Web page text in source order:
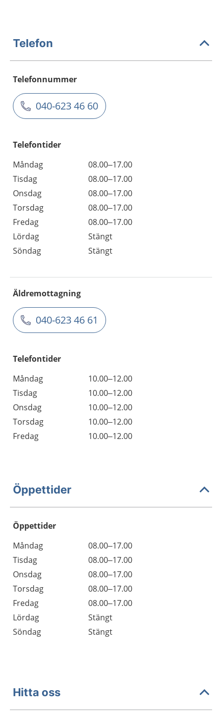
Telefon
Telefonnummer
040-623 46 60
Telefontider
Måndag
08.00–17.00
Tisdag
08.00–17.00
Onsdag
08.00–17.00
Torsdag
08.00–17.00
Fredag
08.00–17.00
Lördag
Stängt
Söndag
Stängt
Äldremottagning
040-623 46 61
Telefontider
Måndag
10.00–12.00
Tisdag
10.00–12.00
Onsdag
10.00–12.00
Torsdag
10.00–12.00
Fredag
10.00–12.00
Öppettider
Öppettider
Dag
Öppettider
Kommentarer
Måndag
08.00–17.00
Tisdag
08.00–17.00
Onsdag
08.00–17.00
Torsdag
08.00–17.00
Fredag
08.00–17.00
Lördag
Stängt
Söndag
Stängt
Hitta oss